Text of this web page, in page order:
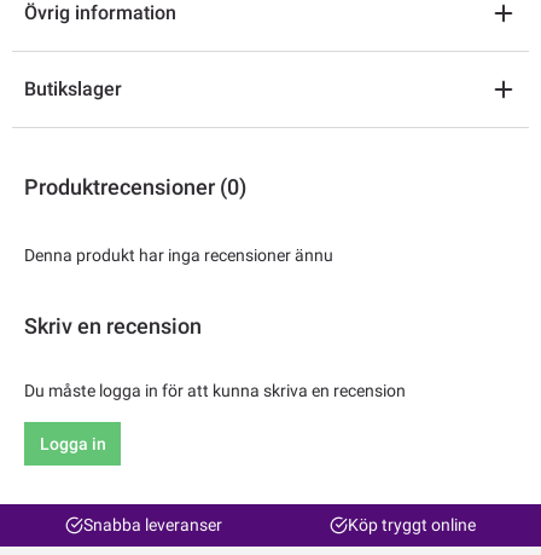
Övrig information
Butikslager
Produktrecensioner (0)
Denna produkt har inga recensioner ännu
Skriv en recension
Du måste logga in för att kunna skriva en recension
Logga in
Snabba leveranser Köp tryggt online